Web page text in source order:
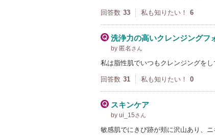
回答数 33 私も知りたい！ 6
洗浄力の高いクレンジングフ
by 匿名 さん
私は脂性肌でいつもクレンジングを
回答数 31 私も知りたい！ 0
スキンケア
by ui_15さん
敏感肌でにきび跡が頬に沢山あり、